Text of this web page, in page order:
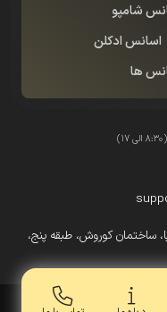
شامپو
اسانس‌ ادکلن
ها
ساختمان کوروش، طبقه پنج،
محفوظ میباشد | 2021